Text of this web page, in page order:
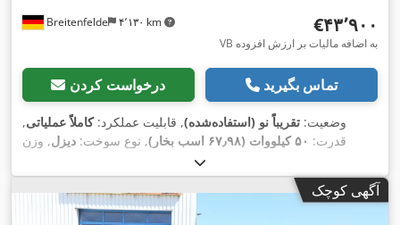
Breitenfelde ۴٬۱۳۰ km ‎€۴۳٬۹۰۰
VB به اضافه مالیات بر ارزش افزوده
درخواست کردن تماس بگیرید
وضعیت: تقریباً نو (استفاده‌شده), قابلیت عملکرد:کاملاً عملیاتی,
قدرت: ۵۰ کیلووات (۶۷٫۹۸ اسب بخار) , نوع سوخت: دیزل, وزن
عملیاتی:۵٬۰۵۰ کیلوگرم
۲۰۲۳, ساعت کارکرد: ۱۵۰ h , تجهیزات:بازرسی ایمنی UVV,
برداشت‌کن عقب, بیل استاندارد, هیدرولیک, چراغ‌های جلو اضافی,
چنگال پالت, کابین,
آگهی کوچک